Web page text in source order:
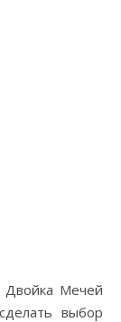
Мечей
выбор